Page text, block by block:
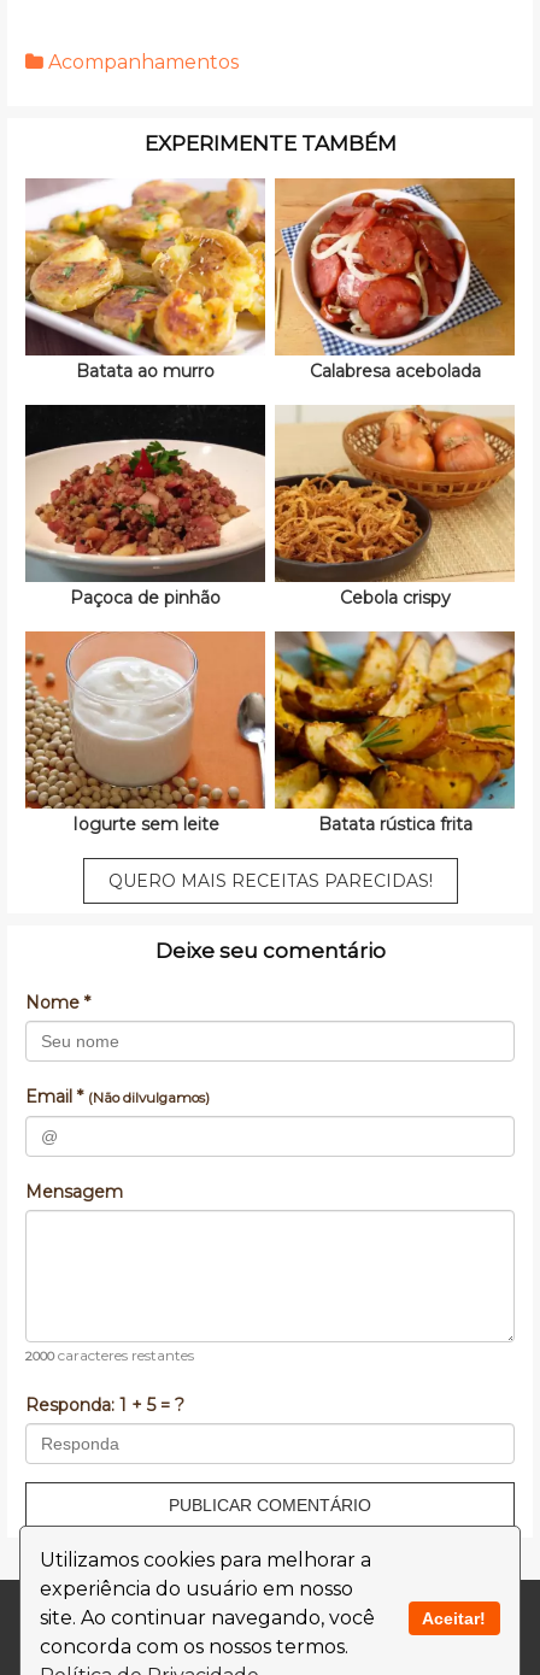
Utilizamos cookies para melhorar a
experiência do usuário em nosso
site. Ao continuar navegando, você
concorda com os nossos termos.
Aceitar!
Acompanhamentos
EXPERIMENTE TAMBÉM
Batata ao murro Calabresa acebolada
Paçoca de pinhão Cebola crispy
Iogurte sem leite Batata rústica frita
QUERO MAIS RECEITAS PARECIDAS!
Deixe seu comentário
Nome *
Email * (Não dilvulgamos)
Mensagem
2000caracteres restantes
Responda: 1 + 5 = ?
PUBLICAR COMENTÁRIO
Contato
Termos de Uso
Política de Privacidade